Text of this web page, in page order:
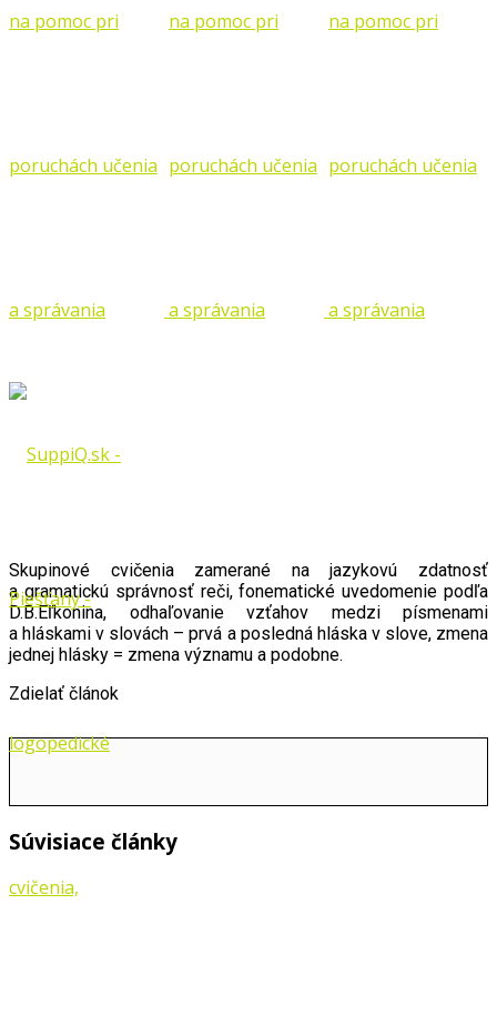
Skupinové cvičenia zamerané na jazykovú zdatnosť
a gramatickú správnosť reči, fonematické uvedomenie podľa
D.B.Eľkonina, odhaľovanie vzťahov medzi písmenami
a hláskami v slovách – prvá a posledná hláska v slove, zmena
jednej hlásky = zmena významu a podobne.
Zdielať článok
Súvisiace články